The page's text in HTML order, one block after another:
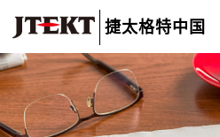
捷太格特中国
关于我们 产品介绍 新闻中心